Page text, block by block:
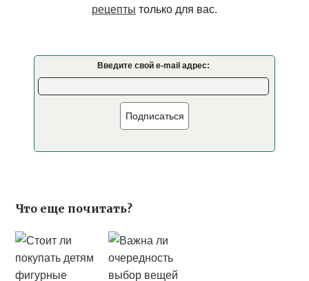
рецепты только для вас.
Введите свой e-mail адрес:
Подписаться
Что еще почитать?